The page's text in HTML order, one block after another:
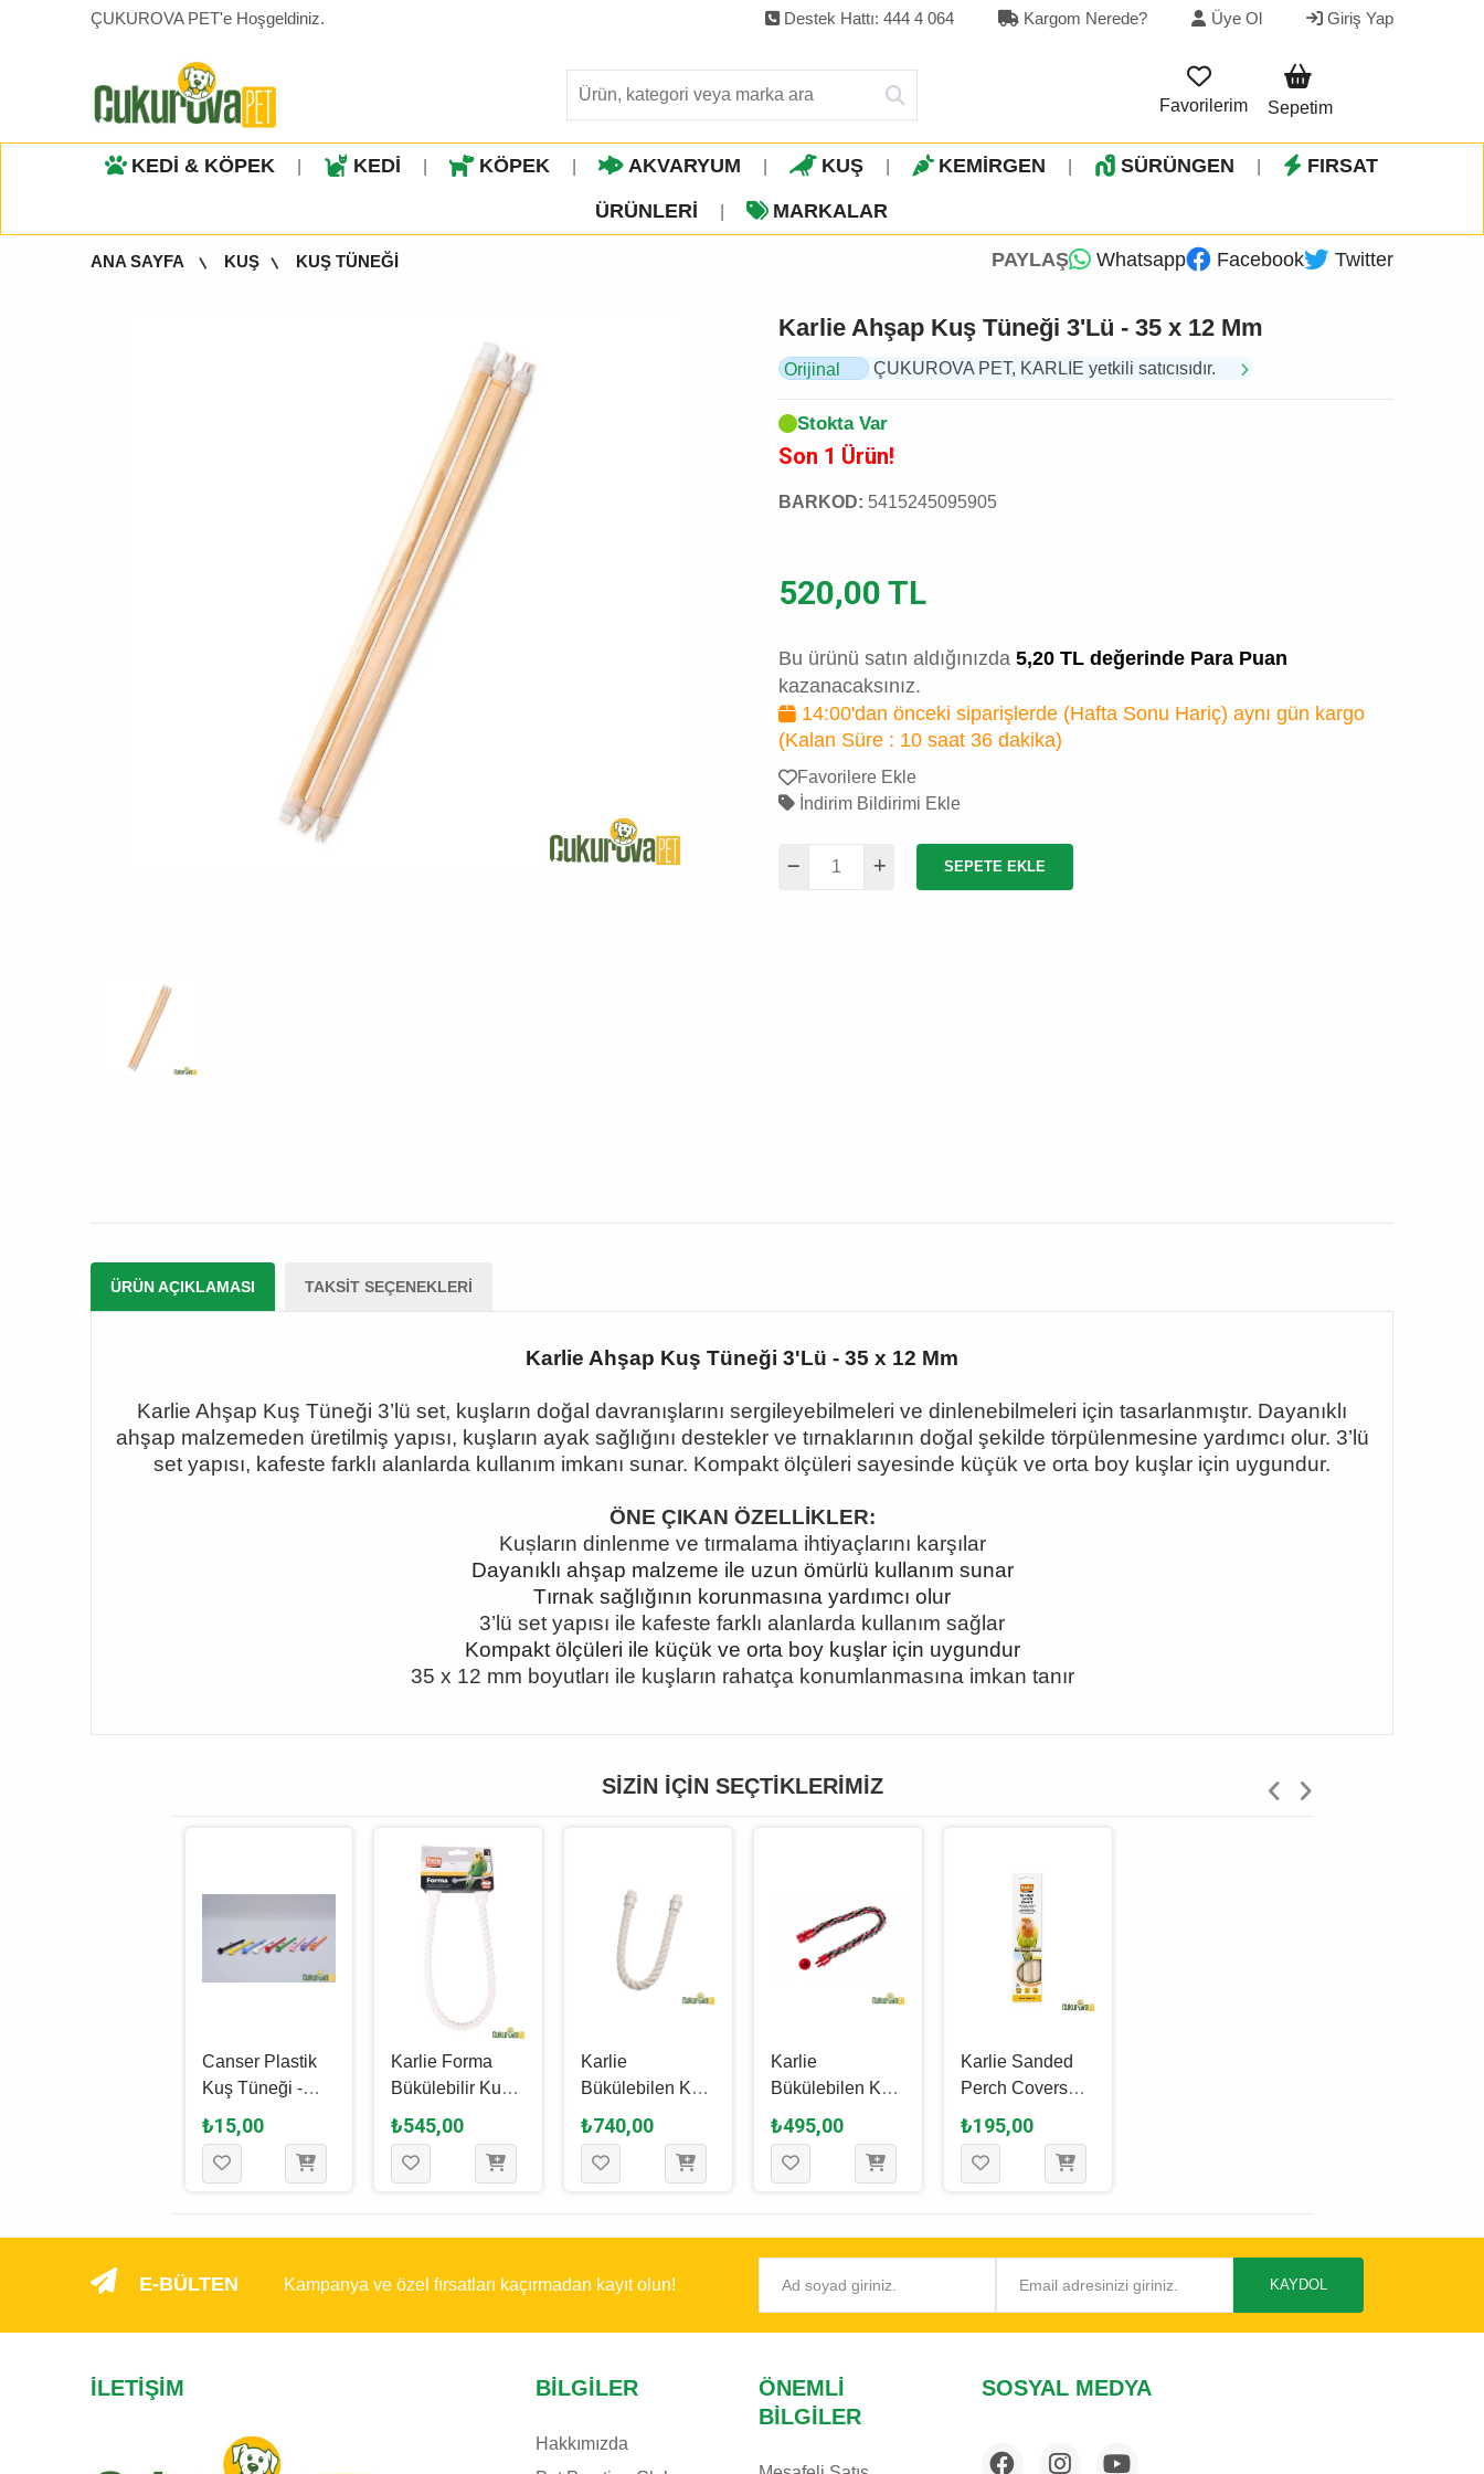
ÇUKUROVA PET'e Hoşgeldiniz. Destek Hattı: 444 4 064 Kargom Nerede? Üye Ol Giriş Yap
Favorilerim Sepetim
KEDİ & KÖPEK KEDİ KÖPEK AKVARYUM KUŞ KEMİRGEN SÜRÜNGEN FIRSAT
ÜRÜNLERI MARKALAR
ANA SAYFA KUŞ KUŞ TÜNEĞİ PAYLAŞ Whatsapp Facebook Twitter
Karlie Ahşap Kuş Tüneği 3'Lü - 35 x 12 Mm
Orijinal
ÇUKUROVA PET, KARLIE yetkili satıcısıdır.
Stokta Var
Son 1 Ürün!
BARKOD: 5415245095905
520,00 TL
Bu ürünü satın aldığınızda 5,20 TL değerinde Para Puan
kazanacaksınız.
14:00'dan önceki siparişlerde (Hafta Sonu Hariç) aynı gün kargo
(Kalan Süre : 10 saat 36 dakika)
Favorilere Ekle
İndirim Bildirimi Ekle
SEPETE EKLE
ÜRÜN AÇIKLAMASI TAKSIT SEÇENEKLERI
Karlie Ahşap Kuş Tüneği 3'Lü - 35 x 12 Mm
Karlie Ahşap Kuş Tüneği 3’lü set, kuşların doğal davranışlarını sergileyebilmeleri ve dinlenebilmeleri için tasarlanmıştır. Dayanıklı
ahşap malzemeden üretilmiş yapısı, kuşların ayak sağlığını destekler ve tırnaklarının doğal şekilde törpülenmesine yardımcı olur. 3’lü
set yapısı, kafeste farklı alanlarda kullanım imkanı sunar. Kompakt ölçüleri sayesinde küçük ve orta boy kuşlar için uygundur.
ÖNE ÇIKAN ÖZELLİKLER:
Kușların dinlenme ve tırmalama ihtiyaçlarını karşılar
Dayanıklı ahşap malzeme ile uzun ömürlü kullanım sunar
Tırnak sağlığının korunmasına yardımcı olur
3’lü set yapısı ile kafeste farklı alanlarda kullanım sağlar
Kompakt ölçüleri ile küçük ve orta boy kuşlar için uygundur
35 x 12 mm boyutları ile kuşların rahatça konumlanmasına imkan tanır
SIZIN İÇIN SEÇTIKLERIMIZ
Canser Plastik
Kuş Tüneği -
Karışık Renkli
₺15,00
Karlie Forma
Bükülebilir Kuş
Tüneği S - 57 x
1.4 Cm
₺545,00
Karlie
Bükülebilen Kuş
Tüneği Karışık
Renkli - 70 Cm
₺740,00
Karlie
Bükülebilen Kuş
Tüneği Karışık
Renkli - 37 Cm
₺495,00
Karlie Sanded
Perch Covers
Kumlu Kuş
Tüneği 3'Lü - 20
Mm
₺195,00
E-BÜLTEN Kampanya ve özel fırsatları kaçırmadan kayıt olun! KAYDOL
İLETIŞIM BILGILER
Hakkımızda
ÖNEMLI
BILGILER
SOSYAL MEDYA